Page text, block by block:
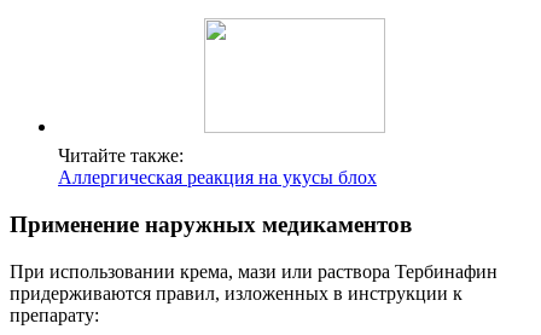
Читайте также:
Аллергическая реакция на укусы блох
Применение наружных медикаментов
При использовании крема, мази или раствора Тербинафин
придерживаются правил, изложенных в инструкции к
препарату: